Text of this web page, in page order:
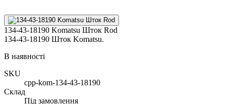
134-43-18190 Komatsu Шток Rod
134-43-18190 Шток Komatsu.
В наявності
SKU
cpp-kom-134-43-18190
Склад
Під замовлення